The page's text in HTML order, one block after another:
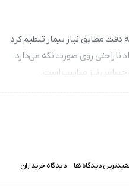
مطابق نیاز بیمار تنظیم کرد.
ناراحتی روی صورت نگه می‌دارد.
حساس نیز مناسب است.
انتقال غلظت اکسیژن کنترل
دیدگاه ها دیدگاه خریداران